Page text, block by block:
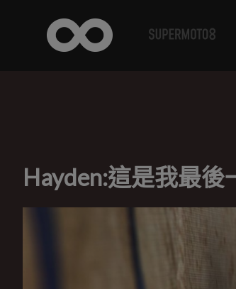
Hayden:這是我最